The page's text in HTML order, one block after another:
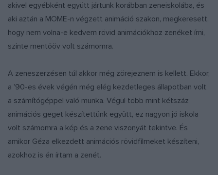
akivel egyébként együtt jártunk korábban zeneiskolába, és
aki aztán a MOME-n végzett animáció szakon, megkeresett,
hogy nem volna-e kedvem rövid animációkhoz zenéket írni,
szinte mentőöv volt számomra.
A zeneszerzésen túl akkor még zörejeznem is kellett. Ekkor,
a ’90-es évek végén még elég kezdetleges állapotban volt
a számítógéppel való munka. Végül több mint kétszáz
animációs geget készítettünk együtt, ez nagyon jó iskola
volt számomra a kép és a zene viszonyát tekintve. És
amikor Géza elkezdett animációs rövidfilmeket készíteni,
azokhoz is én írtam a zenét.